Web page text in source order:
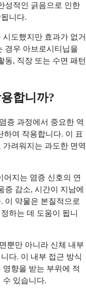
성적인 긁음으로 인한
니다.
도했지만 효과가 없거
경우 아브로시티닙을
동, 직장 또는 수면 패턴
합니까?
증 과정에서 중요한 역
하여 작용합니다. 이 표
려워지는 과도한 면역
지는 염증 신호의 연
증 감소, 시간이 지남에
이 약물은 본질적으로
하는 데 도움이 됩니
뿐만 아니라 신체 내부
다. 이 내부 접근 방식
향을 받는 부위에 적
수 있습니다.